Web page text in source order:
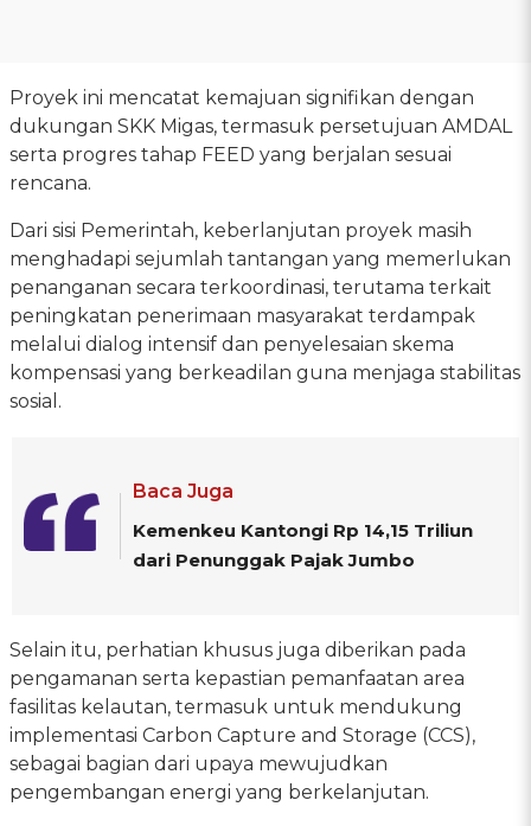
Proyek ini mencatat kemajuan signifikan dengan
dukungan SKK Migas, termasuk persetujuan AMDAL
serta progres tahap FEED yang berjalan sesuai
rencana.
Dari sisi Pemerintah, keberlanjutan proyek masih
menghadapi sejumlah tantangan yang memerlukan
penanganan secara terkoordinasi, terutama terkait
peningkatan penerimaan masyarakat terdampak
melalui dialog intensif dan penyelesaian skema
kompensasi yang berkeadilan guna menjaga stabilitas
sosial.
Baca Juga
Kemenkeu Kantongi Rp 14,15 Triliun
dari Penunggak Pajak Jumbo
Selain itu, perhatian khusus juga diberikan pada
pengamanan serta kepastian pemanfaatan area
fasilitas kelautan, termasuk untuk mendukung
implementasi Carbon Capture and Storage (CCS),
sebagai bagian dari upaya mewujudkan
pengembangan energi yang berkelanjutan.